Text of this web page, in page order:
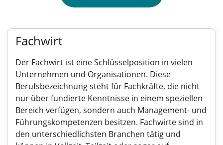
Fachwirt
Der Fachwirt ist eine Schlüsselposition in vielen
Unternehmen und Organisationen. Diese
Berufsbezeichnung steht für Fachkräfte, die nicht
nur über fundierte Kenntnisse in einem speziellen
Bereich verfügen, sondern auch Management- und
Führungskompetenzen besitzen. Fachwirte sind in
den unterschiedlichsten Branchen tätig und